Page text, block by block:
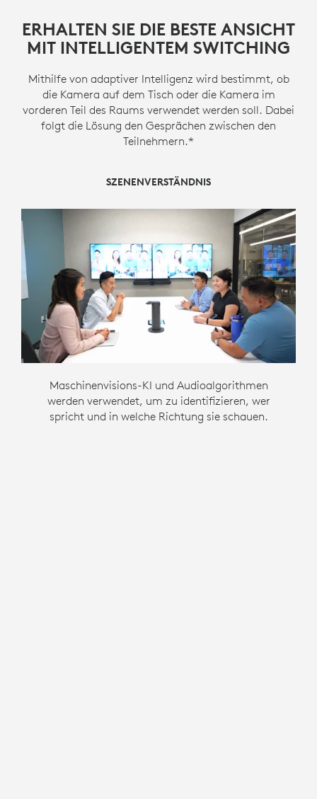
SZENENVERSTÄNDNIS
Maschinenvisions-KI und Audioalgorithmen
werden verwendet, um zu identifizieren, wer
spricht und in welche Richtung sie schauen.
SZENENREGISSEUR
Die beste Winkelaufnahme wird zwischen den
mehreren Kameras bestimmt.
KAMERAWECHSEL
Der Kamerastream mit dem besten
Perspektivwinkel des Gesichts des Sprechers
wird durchgeschickt.
ERHALTEN SIE DIE BESTE ANSICHT
MIT INTELLIGENTEM SWITCHING
Mithilfe von adaptiver Intelligenz wird bestimmt, ob
die Kamera auf dem Tisch oder die Kamera im
vorderen Teil des Raums verwendet werden soll. Dabei
folgt die Lösung den Gesprächen zwischen den
Teilnehmern.*